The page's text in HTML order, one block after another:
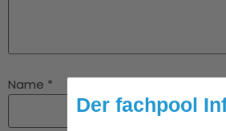
Name *
Der fachpool